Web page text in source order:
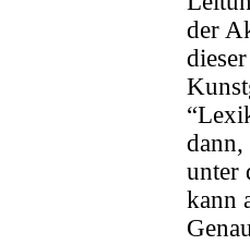
der
unter
kann